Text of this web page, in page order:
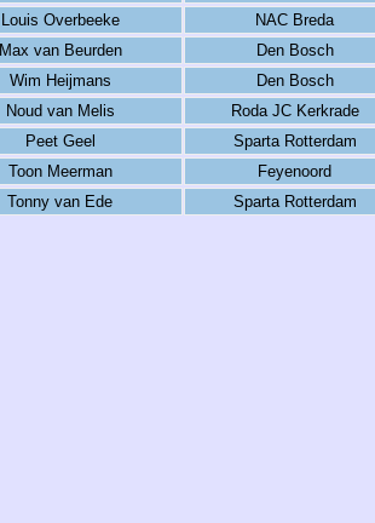
Louis Overbeeke
NAC Breda
Max van Beurden
Den Bosch
Wim Heijmans Den Bosch
Noud van Melis
Roda JC Kerkrade
Peet Geel Sparta Rotterdam
Toon Meerman
Feyenoord
Tonny van Ede
Sparta Rotterdam